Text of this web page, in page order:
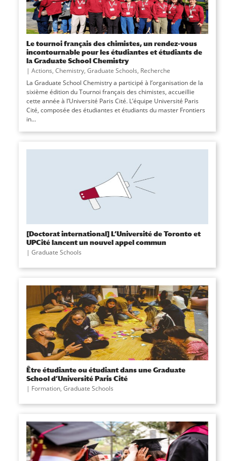
Le tournoi français des chimistes, un rendez-vous
incontournable pour les étudiantes et étudiants de
la Graduate School Chemistry
| Actions, Chemistry, Graduate Schools, Recherche
La Graduate School Chemistry a participé à l’organisation de la
sixième édition du Tournoi français des chimistes, accueillie
cette année à l’Université Paris Cité. L’équipe Université Paris
Cité, composée des étudiantes et étudiants du master Frontiers
in...
[Doctorat international] L’Université de Toronto et
UPCité lancent un nouvel appel commun
| Graduate Schools
Être étudiante ou étudiant dans une Graduate
School d’Université Paris Cité
| Formation, Graduate Schools